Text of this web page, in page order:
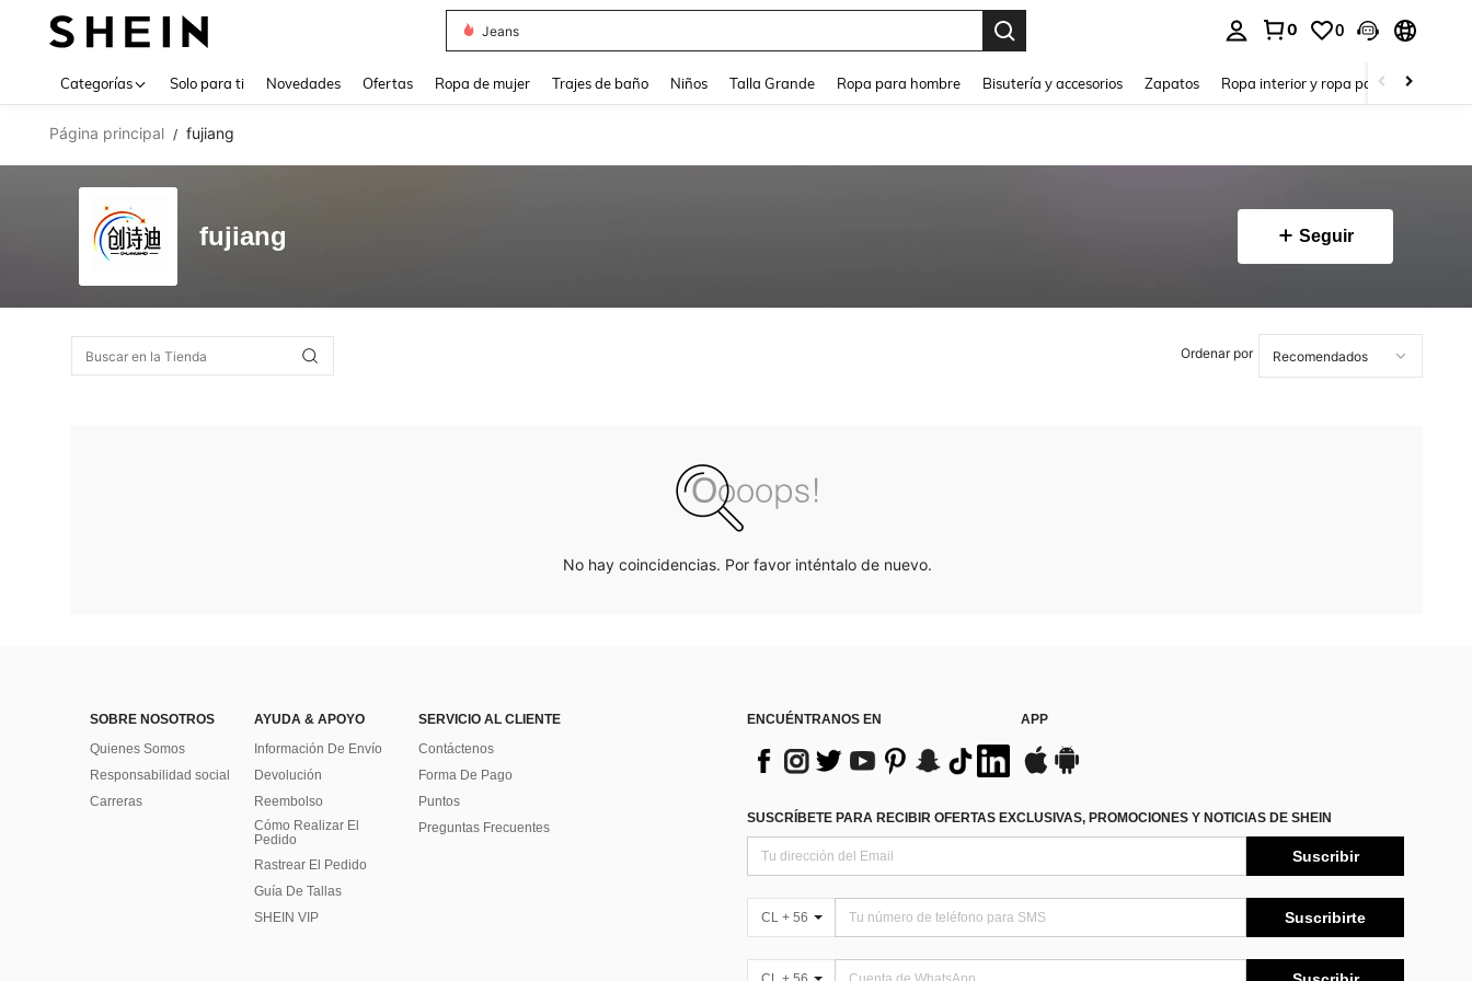
Jeans
0 0
Categorías Solo para ti Novedades Ofertas Ropa de mujer Trajes de baño Niños Talla Grande Ropa para hombre Bisutería y accesorios Zapatos Ropa interior y ropa para dormir
Página principal / fujiang
fujiang Seguir
Ordenar por
No hay coincidencias. Por favor inténtalo de nuevo.
SOBRE NOSOTROS
Quienes Somos
Responsabilidad social
Carreras
AYUDA & APOYO
Información De Envío
Devolución
Reembolso
Cómo Realizar El
Pedido
Rastrear El Pedido
Guía De Tallas
SHEIN VIP
SERVICIO AL CLIENTE
Contáctenos
Forma De Pago
Puntos
Preguntas Frecuentes
ENCUÉNTRANOS EN APP
SUSCRÍBETE PARA RECIBIR OFERTAS EXCLUSIVAS, PROMOCIONES Y NOTICIAS DE SHEIN
Suscribir
CL + 56 Suscribirte